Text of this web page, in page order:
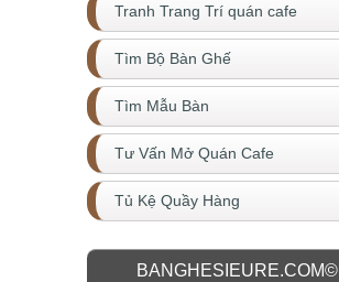
Tranh Trang Trí quán cafe
Tìm Bộ Bàn Ghế
Tìm Mẫu Bàn
Tư Vấn Mở Quán Cafe
Tủ Kệ Quầy Hàng
BANGHESIEURE.COM©